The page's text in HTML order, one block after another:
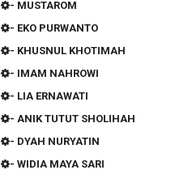
- MUSTAROM
- EKO PURWANTO
- KHUSNUL KHOTIMAH
- IMAM NAHROWI
- LIA ERNAWATI
- ANIK TUTUT SHOLIHAH
- DYAH NURYATIN
- WIDIA MAYA SARI